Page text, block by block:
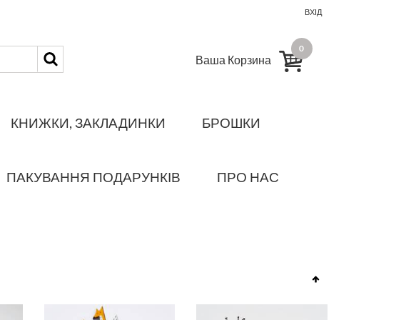
ВХІД
Ваша Корзина
0
КНИЖКИ, ЗАКЛАДИНКИ БРОШКИ
ПАКУВАННЯ ПОДАРУНКІВ ПРО НАС